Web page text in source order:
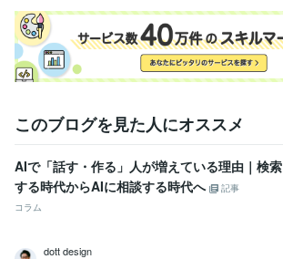
このブログを見た人にオススメ
AIで「話す・作る」人が増えている理由｜検索
する時代からAIに相談する時代へ
記事
コラム
dott design